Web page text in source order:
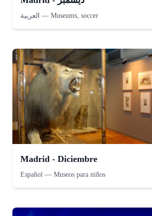
العربية — Museums, soccer
Madrid - Diciembre
Español — Museos para niños